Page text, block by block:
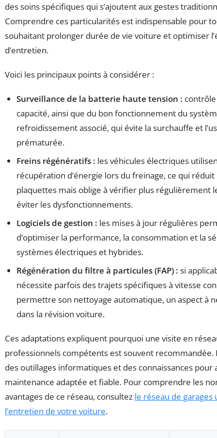
des soins spécifiques qui s’ajoutent aux gestes
Comprendre ces particularités est indispensable pour
souhaitant prolonger durée de vie voiture et optimiser
d’entretien.
Voici les principaux points à considérer :
Surveillance de la batterie haute tension :
capacité, ainsi que du bon fonctionnement du
refroidissement associé, qui évite la surchauffe et
prématurée.
Freins régénératifs : les véhicules électriques
récupération d’énergie lors du freinage, ce qui réduit
plaquettes mais oblige à vérifier plus régulièrement
éviter les dysfonctionnements.
Logiciels de gestion : les mises à jour régulières
d’optimiser la performance, la consommation et la
systèmes électriques et hybrides.
Régénération du filtre à particules (FAP) : si
nécessite parfois des trajets spécifiques à vitesse
permettre son nettoyage automatique, un aspect à
dans la révision voiture.
Ces adaptations expliquent pourquoi une visite en
professionnels compétents est souvent recommandée.
des outillages informatiques et des connaissances pour
maintenance adaptée et fiable. Pour comprendre les
avantages de ce réseau, consultez le réseau de
l’entretien de votre voiture.